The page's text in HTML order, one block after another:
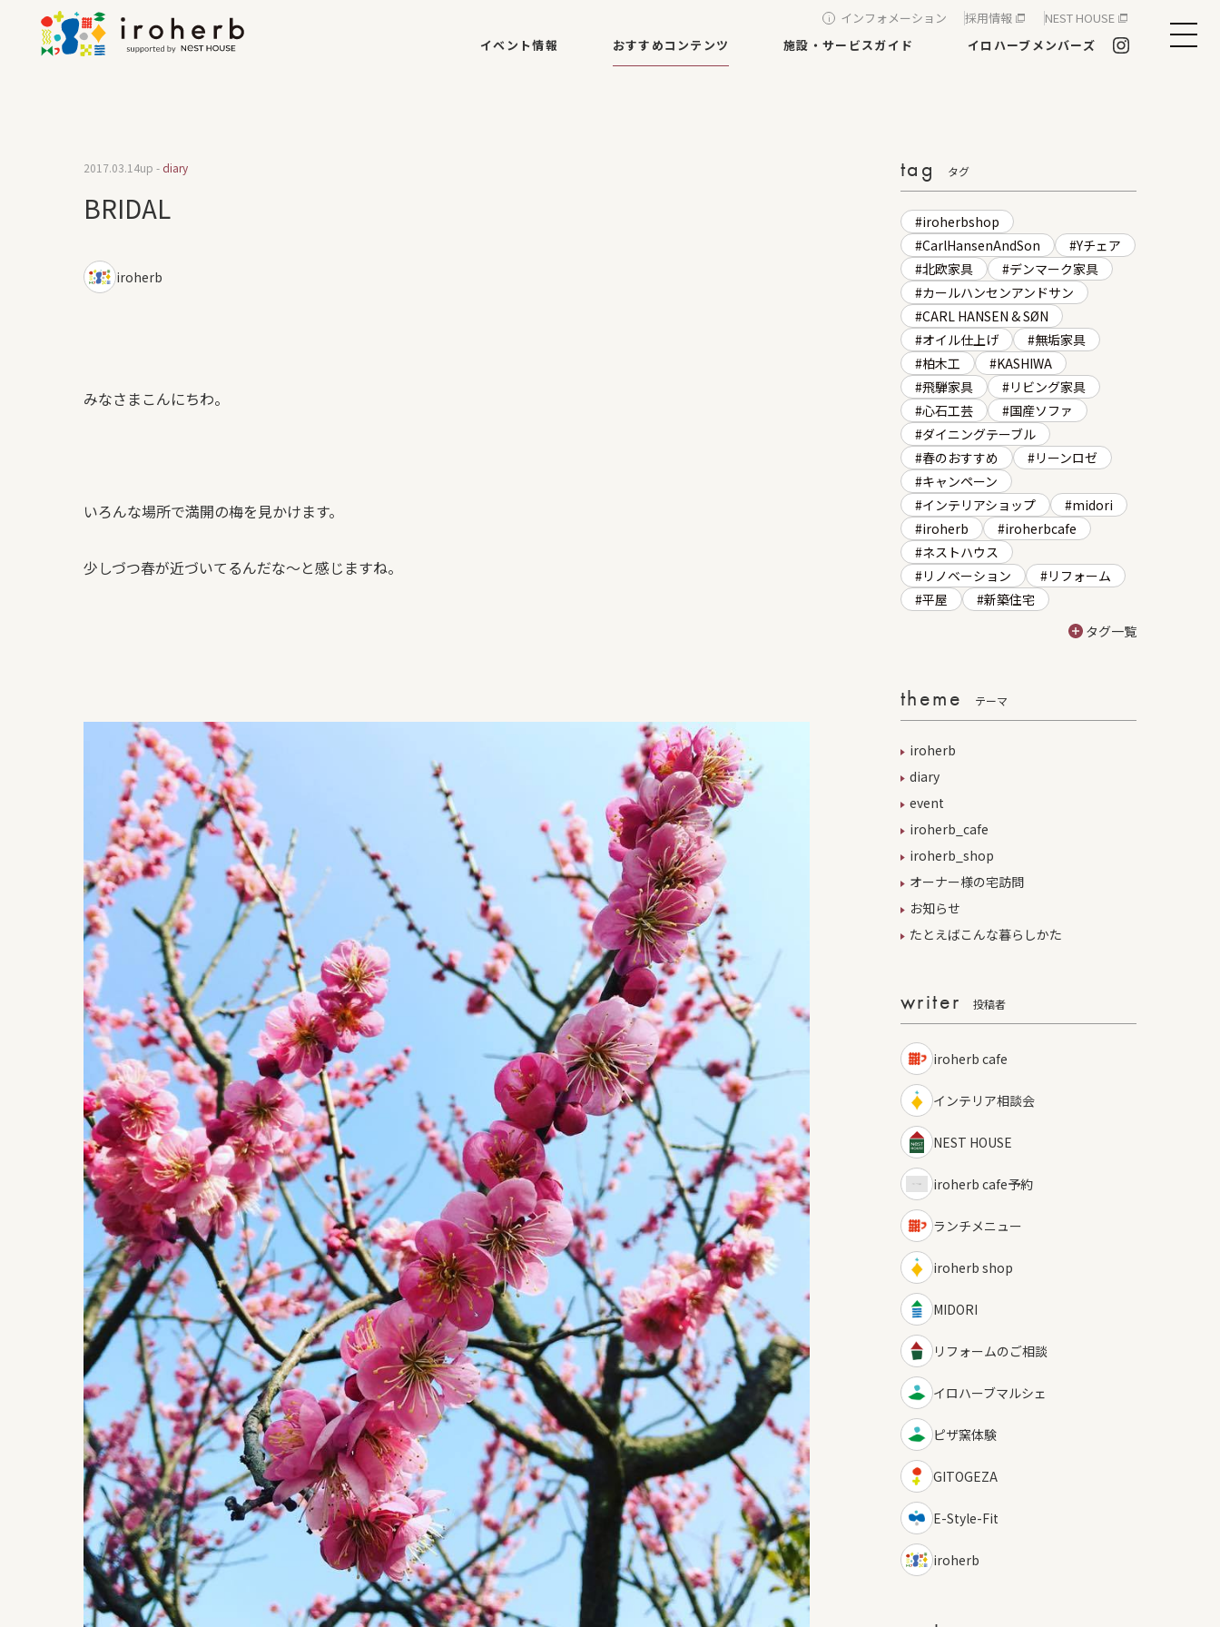
インフォメーション 採用情報
NEST HOUSE
イベント情報
おすすめコンテンツ 施設・サービスガイド イロハーブメンバーズ
BRIDAL
2017.03.14up - diary
iroherb
みなさまこんにちわ。
いろんな場所で満開の梅を見かけます。
少しづつ春が近づいてるんだな～と感じますね。
tag タグ
iroherbshop
CarlHansenAndSon
Yチェア
北欧家具
デンマーク家具
カールハンセンアンドサン
CARL HANSEN & SØN
オイル仕上げ
無垢家具
柏木工
KASHIWA
飛騨家具
リビング家具
心石工芸
国産ソファ
ダイニングテーブル
春のおすすめ
リーンロゼ
キャンペーン
インテリアショップ
midori
iroherb
iroherbcafe
ネストハウス
リノベーション
リフォーム
平屋
新築住宅
タグ一覧
theme テーマ
iroherb
diary
event
iroherb_cafe
iroherb_shop
オーナー様の宅訪問
お知らせ
たとえばこんな暮らしかた
writer 投稿者
iroherb cafe
インテリア相談会
NEST HOUSE
iroherb cafe予約
ランチメニュー
iroherb shop
MIDORI
リフォームのご相談
イロハーブマルシェ
ピザ窯体験
GITOGEZA
E-Style-Fit
iroherb